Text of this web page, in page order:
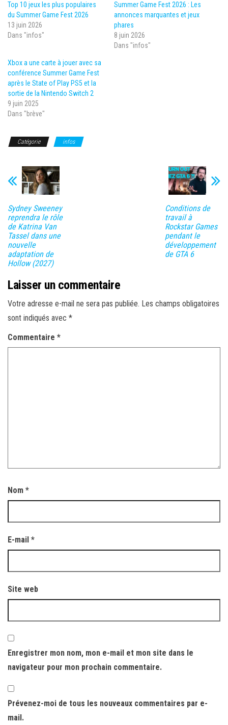
Top 10 jeux les plus populaires
du Summer Game Fest 2026
13 juin 2026
Dans "infos"
Summer Game Fest 2026 : Les
annonces marquantes et jeux
phares
8 juin 2026
Dans "infos"
Xbox a une carte à jouer avec sa
conférence Summer Game Fest
après le State of Play PS5 et la
sortie de la Nintendo Switch 2
9 juin 2025
Dans "brève"
Catégorie infos
Sydney Sweeney
reprendra le rôle
de Katrina Van
Tassel dans une
nouvelle
adaptation de
Hollow (2027)
Conditions de
travail à
Rockstar Games
pendant le
développement
de GTA 6
Laisser un commentaire
Votre adresse e-mail ne sera pas publiée. Les champs obligatoires
sont indiqués avec *
Commentaire *
Nom *
E-mail *
Site web
Enregistrer mon nom, mon e-mail et mon site dans le
navigateur pour mon prochain commentaire.
Prévenez-moi de tous les nouveaux commentaires par e-
mail.